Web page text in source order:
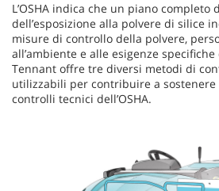
L’OSHA indica che un piano completo
dell’esposizione alla polvere di silice
misure di controllo della polvere,
all’ambiente e alle esigenze
Tennant offre tre diversi metodi di
utilizzabili per contribuire a
controlli tecnici dell’OSHA.